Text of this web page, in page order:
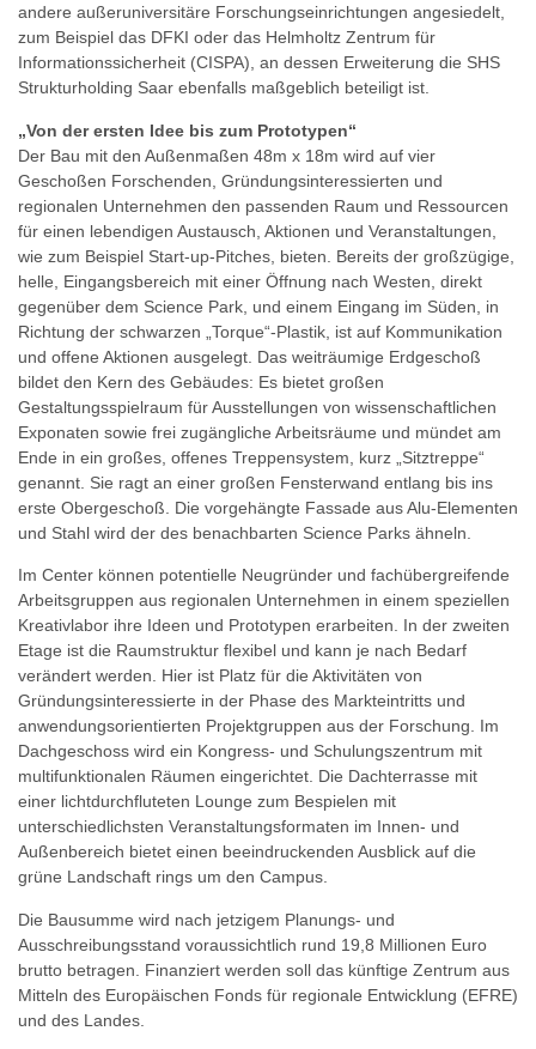
andere außeruniversitäre Forschungseinrichtungen angesiedelt,
zum Beispiel das DFKI oder das Helmholtz Zentrum für
Informationssicherheit (CISPA), an dessen Erweiterung die SHS
Strukturholding Saar ebenfalls maßgeblich beteiligt ist.
„Von der ersten Idee bis zum Prototypen“
Der Bau mit den Außenmaßen 48m x 18m wird auf vier
Geschoßen Forschenden, Gründungsinteressierten und
regionalen Unternehmen den passenden Raum und Ressourcen
für einen lebendigen Austausch, Aktionen und Veranstaltungen,
wie zum Beispiel Start-up-Pitches, bieten. Bereits der großzügige,
helle, Eingangsbereich mit einer Öffnung nach Westen, direkt
gegenüber dem Science Park, und einem Eingang im Süden, in
Richtung der schwarzen „Torque“-Plastik, ist auf Kommunikation
und offene Aktionen ausgelegt. Das weiträumige Erdgeschoß
bildet den Kern des Gebäudes: Es bietet großen
Gestaltungsspielraum für Ausstellungen von wissenschaftlichen
Exponaten sowie frei zugängliche Arbeitsräume und mündet am
Ende in ein großes, offenes Treppensystem, kurz „Sitztreppe“
genannt. Sie ragt an einer großen Fensterwand entlang bis ins
erste Obergeschoß. Die vorgehängte Fassade aus Alu-Elementen
und Stahl wird der des benachbarten Science Parks ähneln.
Im Center können potentielle Neugründer und fachübergreifende
Arbeitsgruppen aus regionalen Unternehmen in einem speziellen
Kreativlabor ihre Ideen und Prototypen erarbeiten. In der zweiten
Etage ist die Raumstruktur flexibel und kann je nach Bedarf
verändert werden. Hier ist Platz für die Aktivitäten von
Gründungsinteressierte in der Phase des Markteintritts und
anwendungsorientierten Projektgruppen aus der Forschung. Im
Dachgeschoss wird ein Kongress- und Schulungszentrum mit
multifunktionalen Räumen eingerichtet. Die Dachterrasse mit
einer lichtdurchfluteten Lounge zum Bespielen mit
unterschiedlichsten Veranstaltungsformaten im Innen- und
Außenbereich bietet einen beeindruckenden Ausblick auf die
grüne Landschaft rings um den Campus.
Die Bausumme wird nach jetzigem Planungs- und
Ausschreibungsstand voraussichtlich rund 19,8 Millionen Euro
brutto betragen. Finanziert werden soll das künftige Zentrum aus
Mitteln des Europäischen Fonds für regionale Entwicklung (EFRE)
und des Landes.